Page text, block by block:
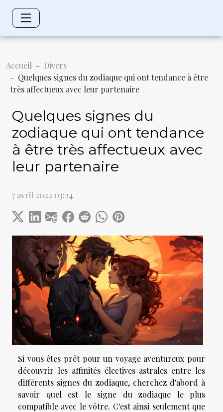
Accueil
Divers
Quelques signes du zodiaque qui ont tendance à être
très affectueux avec leur partenaire
Quelques signes du
zodiaque qui ont tendance
à être très affectueux avec
leur partenaire
7 avril 2022 03:24
Si vous êtes prêt pour un voyage aventureux pour
découvrir les affinités électives astrales entre les
différents signes du zodiaque, cherchez d'abord à
savoir quel est le signe du zodiaque le plus
compatible avec le vôtre. C'est ainsi seulement que